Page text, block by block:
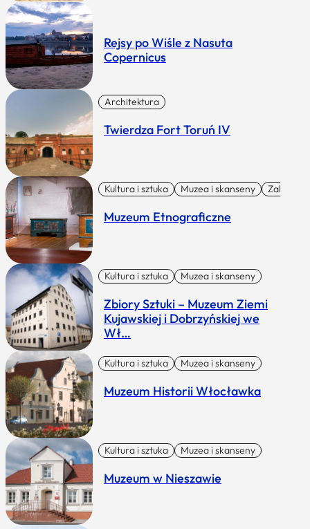
Rejsy po Wiśle z Nasuta
Copernicus
Architektura
Twierdza Fort Toruń IV
Kultura i sztuka Muzea i skanseny Zabytki I
Muzeum Etnograficzne
Kultura i sztuka Muzea i skanseny
Zbiory Sztuki – Muzeum Ziemi
Kujawskiej i Dobrzyńskiej we
Wł…
Kultura i sztuka Muzea i skanseny
Muzeum Historii Włocławka
Kultura i sztuka Muzea i skanseny
Muzeum w Nieszawie